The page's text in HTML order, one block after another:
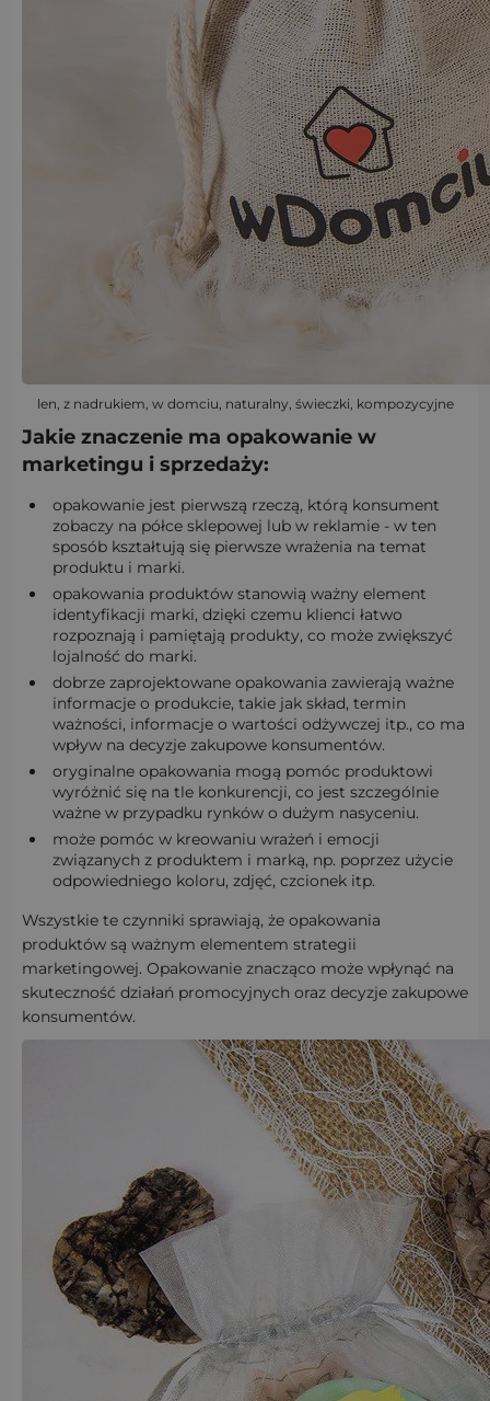
len, z nadrukiem, w domciu, naturalny, świeczki, kompozycyjne
Jakie znaczenie ma opakowanie w
marketingu i sprzedaży:
opakowanie jest pierwszą rzeczą, którą konsument
zobaczy na półce sklepowej lub w reklamie - w ten
sposób kształtują się pierwsze wrażenia na temat
produktu i marki.
opakowania produktów stanowią ważny element
identyfikacji marki, dzięki czemu klienci łatwo
rozpoznają i pamiętają produkty, co może zwiększyć
lojalność do marki.
dobrze zaprojektowane opakowania zawierają ważne
informacje o produkcie, takie jak skład, termin
ważności, informacje o wartości odżywczej itp., co ma
wpływ na decyzje zakupowe konsumentów.
oryginalne opakowania mogą pomóc produktowi
wyróżnić się na tle konkurencji, co jest szczególnie
ważne w przypadku rynków o dużym nasyceniu.
może pomóc w kreowaniu wrażeń i emocji
związanych z produktem i marką, np. poprzez użycie
odpowiedniego koloru, zdjęć, czcionek itp.
Wszystkie te czynniki sprawiają, że opakowania
produktów są ważnym elementem strategii
marketingowej. Opakowanie znacząco może wpłynąć na
skuteczność działań promocyjnych oraz decyzje zakupowe
konsumentów.